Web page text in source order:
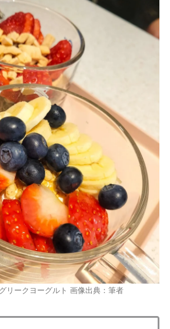
リークヨーグルト 画像出典：筆者